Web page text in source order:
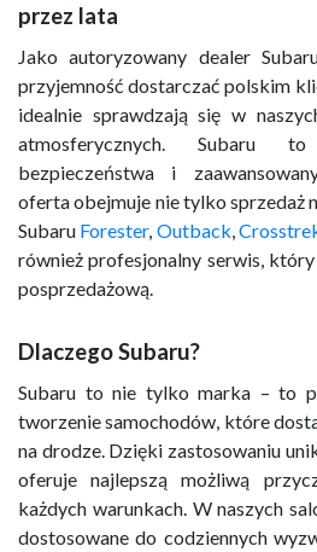
przez lata
Jako autoryzowany dealer
przyjemność dostarczać polskim
idealnie sprawdzają się w
atmosferycznych. Subaru
bezpieczeństwa i
oferta obejmuje nie tylko sprzedaż
Subaru Forester, Outback ,
również profesjonalny serwis, który
posprzedażową.
Dlaczego Subaru?
Subaru to nie tylko marka – to
tworzenie samochodów, które
na drodze. Dzięki zastosowaniu
oferuje najlepszą możliwą
każdych warunkach. W naszych
dostosowane do codziennych